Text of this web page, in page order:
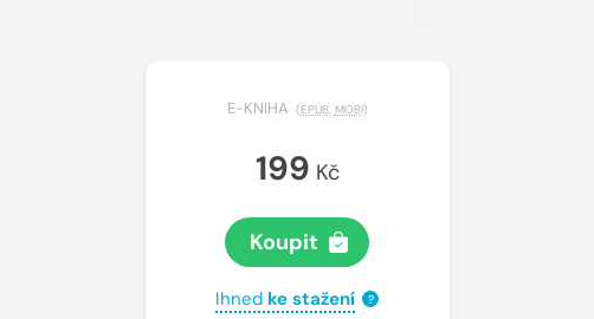
E-KNIHA (EPUB, MOBI)
199 Kč
Koupit
Ihned ke stažení ?